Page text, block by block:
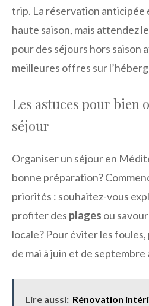
trip. La réservation anticipée
haute saison, mais attendez
pour des séjours hors saison
meilleures offres sur
Les astuces pour bien
séjour
Organiser un séjour en
bonne préparation?
priorités : souhaitez-vous
profiter des plages ou
locale? Pour éviter les
de mai à juin et de
Lire aussi: Rénovation